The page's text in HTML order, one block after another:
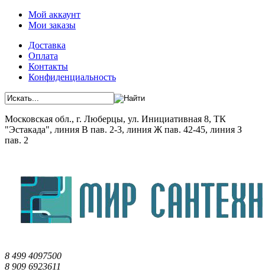
Мой аккаунт
Мои заказы
Доставка
Оплата
Контакты
Конфиденциальность
Московская обл., г. Люберцы, ул. Инициативная 8, ТК
"Эстакада", линия В пав. 2-3, линия Ж пав. 42-45, линия З
пав. 2
8 499 4097500
8 909 6923611